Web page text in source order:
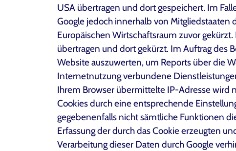
USA übertragen und dort gespeichert. Im
Google jedoch innerhalb von
Europäischen Wirtschaftsraum zuvor
übertragen und dort gekürzt. Im Auftrag des
Website auszuwerten, um Reports über die
Internetnutzung verbundene
Ihrem Browser übermittelte IP-Adresse wird
Cookies durch eine entsprechende
gegebenenfalls nicht sämtliche Funktionen
Erfassung der durch das Cookie erzeugten
Verarbeitung dieser Daten durch Google